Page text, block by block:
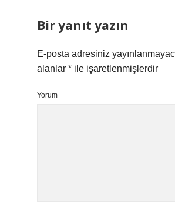
Bir yanıt yazın
E-posta adresiniz
alanlar * ile işaretlenmişlerdir
Yorum